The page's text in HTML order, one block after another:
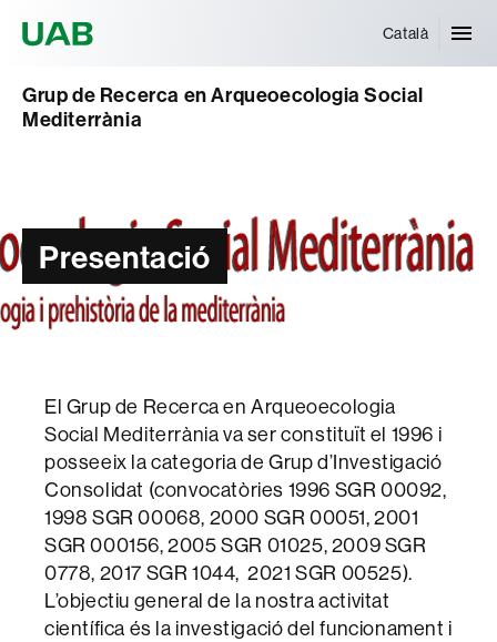
Català
Grup de Recerca en Arqueoecologia Social
Mediterrània
Presentació
El Grup de Recerca en Arqueoecologia
Social Mediterrània va ser constituït el 1996 i
posseeix la categoria de Grup d’Investigació
Consolidat (convocatòries 1996 SGR 00092,
1998 SGR 00068, 2000 SGR 00051, 2001
SGR 000156, 2005 SGR 01025, 2009 SGR
0778, 2017 SGR 1044, 2021 SGR 00525).
L’objectiu general de la nostra activitat
científica és la investigació del funcionament i